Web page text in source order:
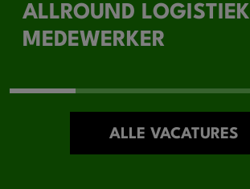
ALLROUND LOGISTIEK
MEDEWERKER
ALLE VACATURES